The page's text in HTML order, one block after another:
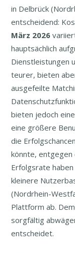
in Delbrück
entscheidend:
März 2026
hauptsächlich
Dienstleistungen
teurer, bieten
ausgefeilte
bieten jedoch
eine größere
die
könnte,
Erfolgsrate
kleinere
(Nordrhein-
Plattform ab.
sorgfältig
entscheidet.